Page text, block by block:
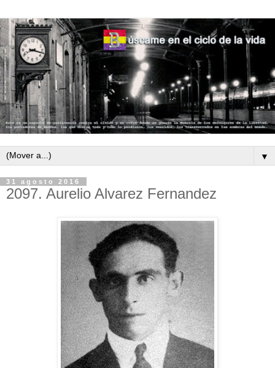
▼
31 agosto 2016
2097. Aurelio Alvarez Fernandez